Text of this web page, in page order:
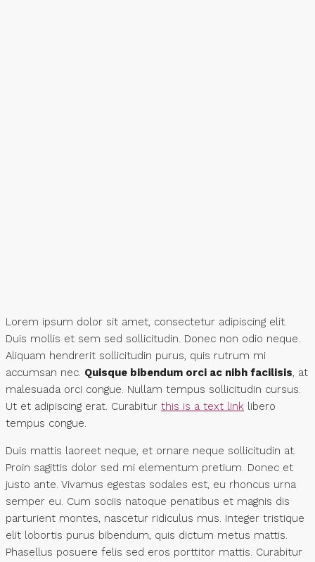
Lorem ipsum dolor sit amet, consectetur adipiscing elit.
Duis mollis et sem sed sollicitudin. Donec non odio neque.
Aliquam hendrerit sollicitudin purus, quis rutrum mi
accumsan nec. Quisque bibendum orci ac nibh facilisis, at
malesuada orci congue. Nullam tempus sollicitudin cursus.
Ut et adipiscing erat. Curabitur this is a text link libero
tempus congue.
Duis mattis laoreet neque, et ornare neque sollicitudin at.
Proin sagittis dolor sed mi elementum pretium. Donec et
justo ante. Vivamus egestas sodales est, eu rhoncus urna
semper eu. Cum sociis natoque penatibus et magnis dis
parturient montes, nascetur ridiculus mus. Integer tristique
elit lobortis purus bibendum, quis dictum metus mattis.
Phasellus posuere felis sed eros porttitor mattis. Curabitur